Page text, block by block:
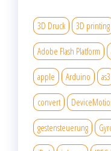
3D Druck 3D printing
Adobe Flash Platform
apple Arduino as3
convert
gestensteuerung